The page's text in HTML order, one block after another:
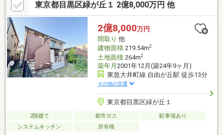
セブンイレブン目黒八雲２丁目店 徒歩2分（約120ｍ）・駒沢公
園 徒歩5分（約370m）・まいばすけっと八雲４丁目店 徒歩7分
（約550m）
東京都目黒区緑が丘１ 2億8,000万円 他
2億8,000万円
間取り 他
建物面積219.54m2
土地面積264m2
築年月 2001年12月(築24年9ヶ月)
東急大井町線 自由が丘駅 徒歩13分
その他の交通
東京都目黒区緑が丘１
2階建て 都市ガス
駐車場あり
システムキッチン
所有権